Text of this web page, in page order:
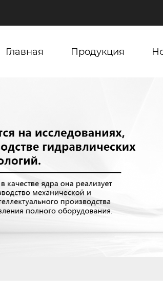
Главная Продукция